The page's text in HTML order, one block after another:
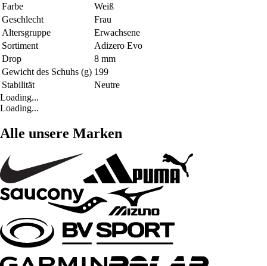
Farbe
Weiß
Geschlecht
Frau
Altersgruppe
Erwachsene
Sortiment
Adizero Evo
Drop
8 mm
Gewicht des Schuhs (g) 199
Stabilität
Neutre
Loading...
Loading...
Alle unsere Marken